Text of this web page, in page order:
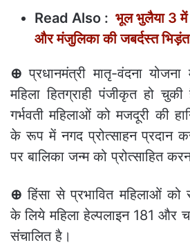
Read Also : भूल भुलैया 3 में
और मंजुलिका की जबर्दस्त भिड़ंत
⊕ प्रधानमंत्री मातृ-वंदना
महिला हितग्राही पंजीकृत हो
गर्भवती महिलाओं को मजदूरी की
के रूप में नगद प्रोत्साहन प्रदान
पर बालिका जन्म को प्रोत्साहित
⊕ हिंसा से प्रभावित महिलाओं को
के लिये महिला हेल्पलाइन 181 और
संचालित है।